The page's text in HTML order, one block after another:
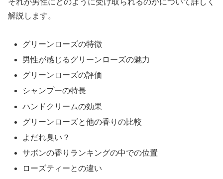
それが男性にどのように受け取られるのかについて詳しく
解説します。
グリーンローズの特徴
男性が感じるグリーンローズの魅力
グリーンローズの評価
シャンプーの特長
ハンドクリームの効果
グリーンローズと他の香りの比較
よだれ臭い？
サボンの香りランキングの中での位置
ローズティーとの違い